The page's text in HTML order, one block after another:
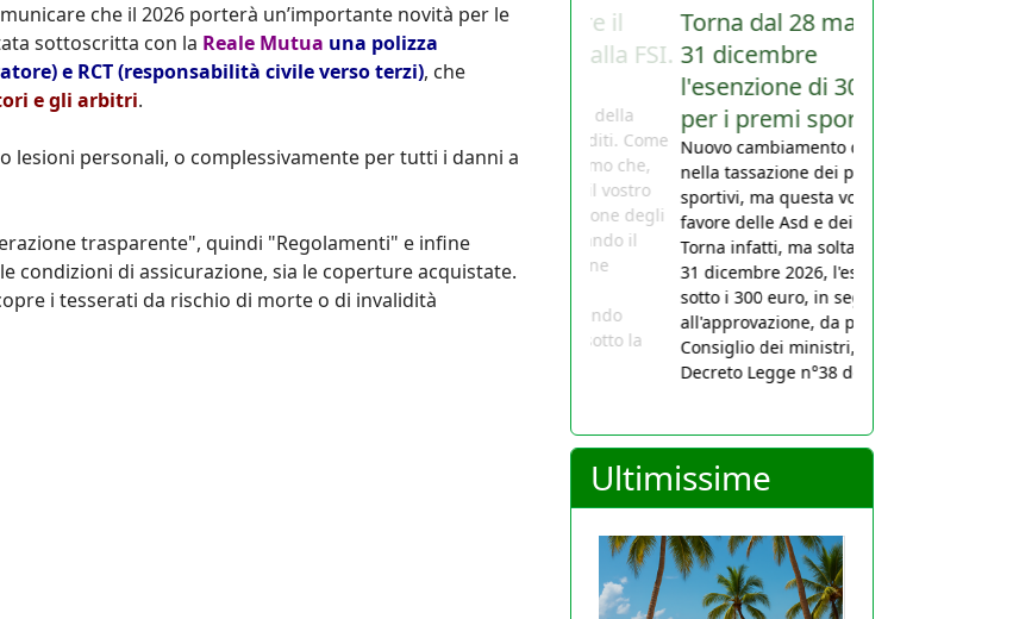
che il 2026 porterà un’importante novità per le
sottoscritta con la Reale Mutua una polizza
e RCT (responsabilità civile verso terzi), che
e gli arbitri.
personali, o complessivamente per tutti i danni a
trasparente", quindi "Regolamenti" e infine
condizioni di assicurazione, sia le coperture acquistate.
i tesserati da rischio di morte o di invalidità
Torna dal 28 marzo al
31 dicembre
l'esenzione di 300 euro
per i premi sportivi
Nuovo cambiamento di rotta
nella tassazione dei premi
sportivi, ma questa volta a
favore delle Asd e dei giocatori.
Torna infatti, ma soltanto fino al
31 dicembre 2026, l'esenzione
sotto i 300 euro, in seguito
all'approvazione, da parte del
Consiglio dei ministri, del
Decreto Legge n°38 del 27...
Ultimissime